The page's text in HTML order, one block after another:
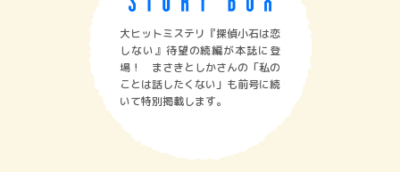
大ヒットミステリ『探偵小石は恋
しない』待望の続編が本誌に登
場！ まさきとしかさんの「私の
ことは話したくない」も前号に続
いて特別掲載します。